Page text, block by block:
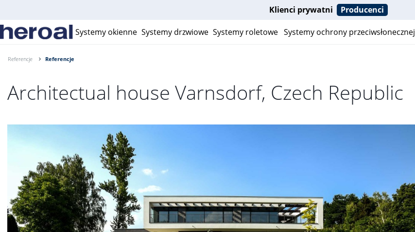
Klienci prywatni Producenci
Systemy okienne Systemy drzwiowe Systemy roletowe Systemy ochrony przeciwsłonecznej
Referencje Referencje
Architectual house Varnsdorf, Czech Republic